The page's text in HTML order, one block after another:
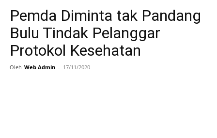
Pemda Diminta tak Pandang
Bulu Tindak Pelanggar
Protokol Kesehatan
Oleh Web Admin - 17/11/2020